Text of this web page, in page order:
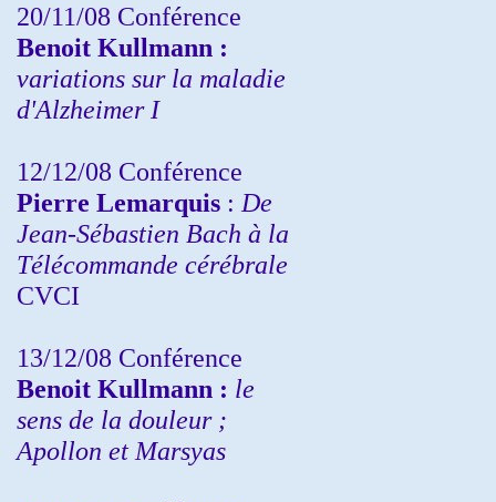
20/11/08 Conférence
Benoit Kullmann :
variations sur la maladie
d'Alzheimer I
12/12/08 Conférence
Pierre Lemarquis : De
Jean-Sébastien Bach à la
Télécommande cérébrale
CVCI
13/12/08 Conférence
Benoit Kullmann : le
sens de la douleur ;
Apollon et Marsyas